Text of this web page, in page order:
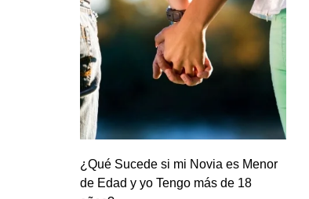
¿Qué Sucede si mi Novia es Menor
de Edad y yo Tengo más de 18